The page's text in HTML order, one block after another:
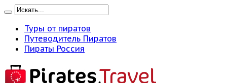
Туры от пиратов
Путеводитель Пиратов
Пираты Россия